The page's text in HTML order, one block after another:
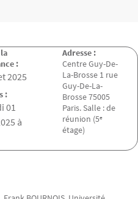
:
la soutenance
2025
:
01
à
Adresse :
Centre Guy-De-
La-Brosse 1 rue
Guy-De-La-
Brosse 75005
Paris. Salle : de
réunion (5ᵉ
étage)